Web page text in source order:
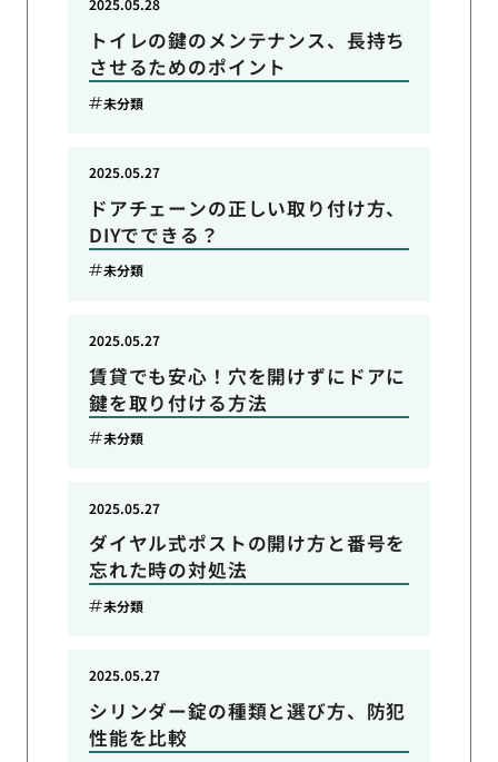
トイレの鍵のメンテナンス、長持ち
させるためのポイント
2025.05.28
未分類
ドアチェーンの正しい取り付け方、
DIYでできる？
2025.05.27
未分類
賃貸でも安心！穴を開けずにドアに
鍵を取り付ける方法
2025.05.27
未分類
ダイヤル式ポストの開け方と番号を
忘れた時の対処法
2025.05.27
未分類
シリンダー錠の種類と選び方、防犯
性能を比較
2025.05.27